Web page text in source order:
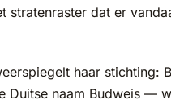
stratenraster dat er
haar stichting:
Duitse naam Budweis —